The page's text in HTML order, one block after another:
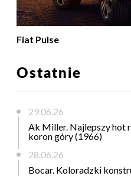
Fiat Pulse
Ostatnie
29.06.26
Ak Miller. Najlepszy hot
koron góry (1966)
28.06.26
Bocar. Koloradzki